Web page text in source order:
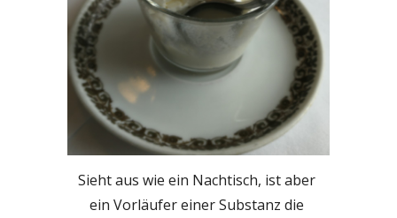
Sieht aus wie ein Nachtisch, ist aber
ein Vorläufer einer Substanz die